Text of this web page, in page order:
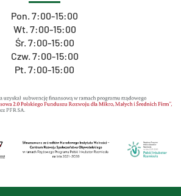
Pon. 7:00-15:00
Wt. 7:00-15:00
Śr. 7:00-15:00
Czw. 7:00-15:00
Pt. 7:00-15:00